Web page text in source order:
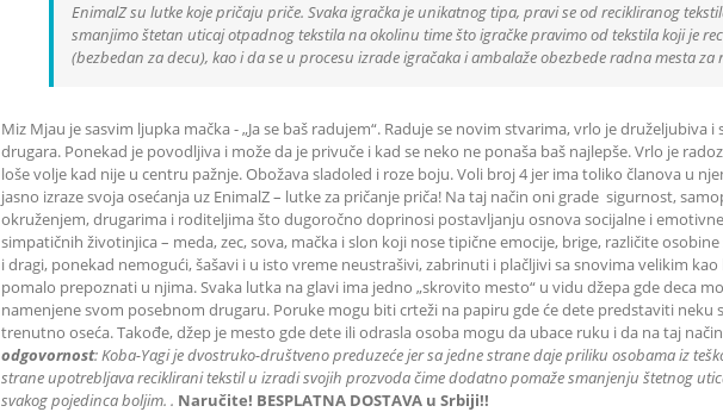
EnimalZ su lutke koje pričaju priče. Svaka igračka je unikatnog tipa, pravi se od recikliranog
smanjimo štetan uticaj otpadnog tekstila na okolinu time što igračke pravimo od tekstila koji je
(bezbedan za decu), kao i da se u procesu izrade igračaka i ambalaže obezbede radna mesta za
Miz Mjau je sasvim ljupka mačka - „Ja se baš radujem“. Raduje se novim stvarima, vrlo je druželjubiva
drugara. Ponekad je povodljiva i može da je privuče i kad se neko ne ponaša baš najlepše. Vrlo je
loše volje kad nije u centru pažnje. Obožava sladoled i roze boju. Voli broj 4 jer ima toliko članova u
jasno izraze svoja osećanja uz EnimalZ – lutke za pričanje priča! Na taj način oni grade sigurnost,
okruženjem, drugarima i roditeljima što dugoročno doprinosi postavljanju osnova socijalne i
simpatičnih životinjica – meda, zec, sova, mačka i slon koji nose tipične emocije, brige, različite
i dragi, ponekad nemogući, šašavi i u isto vreme neustrašivi, zabrinuti i plačljivi sa snovima velikim kao
pomalo prepoznati u njima. Svaka lutka na glavi ima jedno „skrovito mesto“ u vidu džepa gde deca
namenjene svom posebnom drugaru. Poruke mogu biti crteži na papiru gde će dete predstaviti neku
trenutno oseća. Takođe, džep je mesto gde dete ili odrasla osoba mogu da ubace ruku i da na taj
odgovornost: Koba-Yagi je dvostruko-društveno preduzeće jer sa jedne strane daje priliku osobama iz
strane upotrebljava reciklirani tekstil u izradi svojih prozvoda čime dodatno pomaže smanjenju štetnog
svakog pojedinca boljim. . Naručite! BESPLATNA DOSTAVA u Srbiji!!